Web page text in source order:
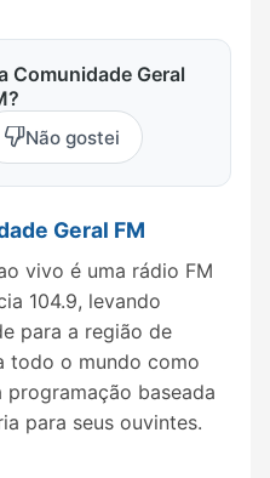
Comunidade Geral
Não gostei
Geral FM
vivo é uma rádio FM
104.9, levando
para a região de
todo o mundo como
programação baseada
para seus ouvintes.